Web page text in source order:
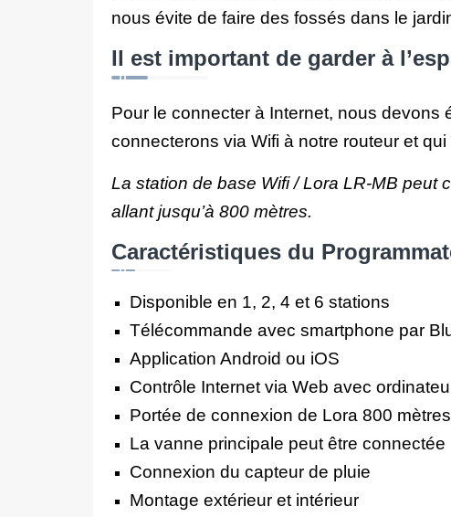
nous évite de faire des fossés dans le
Il est important de garder à
Pour le connecter à Internet, nous devons
connecterons via Wifi à notre routeur et
La station de base Wifi / Lora LR-MB peut
allant jusqu’à 800 mètres.
Caractéristiques du
Disponible en 1, 2, 4 et 6 stations
Télécommande avec smartphone par
Application Android ou iOS
Contrôle Internet via Web avec
Portée de connexion de Lora 800
La vanne principale peut être connectée
Connexion du capteur de pluie
Montage extérieur et intérieur